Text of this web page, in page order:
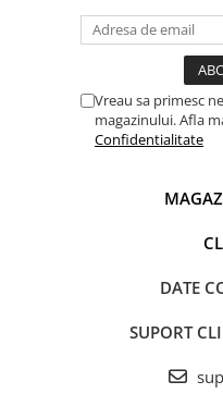
Vreau sa primesc
magazinului. Afla
Confidentialitate
DATE
SUPORT